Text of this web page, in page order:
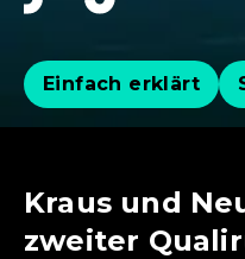
Einfach erklärt
Kraus und
zweiter